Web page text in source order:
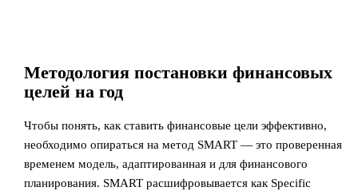
Методология постановки финансовых
целей на год
Чтобы понять, как ставить финансовые цели эффективно,
необходимо опираться на метод SMART — это проверенная
временем модель, адаптированная и для финансового
планирования. SMART расшифровывается как Specific